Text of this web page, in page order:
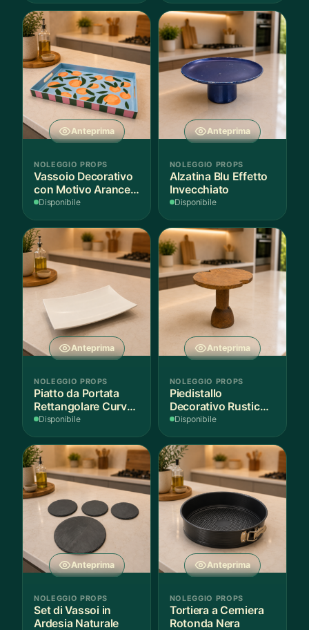
Anteprima
NOLEGGIO PROPS
Vassoio Decorativo
con Motivo Arance e
Foglie
Disponibile
Anteprima
NOLEGGIO PROPS
Alzatina Blu Effetto
Invecchiato
Disponibile
Anteprima
NOLEGGIO PROPS
Piatto da Portata
Rettangolare Curvo
Bianco
Disponibile
Anteprima
NOLEGGIO PROPS
Piedistallo
Decorativo Rustico
in Legno
Disponibile
Anteprima
NOLEGGIO PROPS
Set di Vassoi in
Ardesia Naturale
Anteprima
NOLEGGIO PROPS
Tortiera a Cerniera
Rotonda Nera